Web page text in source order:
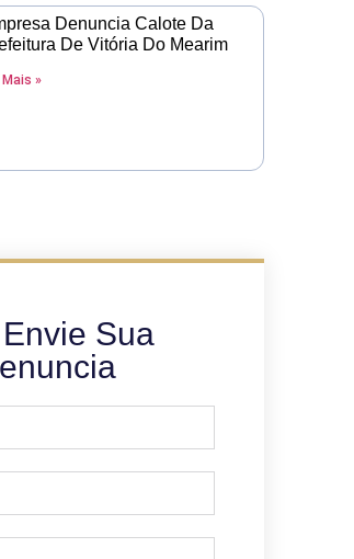
Denuncia Calote Da
De Vitória Do Mearim
Mais »
Sua